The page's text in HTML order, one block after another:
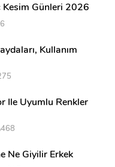
Kesim Günleri 2026
Kullanım
İle Uyumlu Renkler
468
Ne Giyilir Erkek